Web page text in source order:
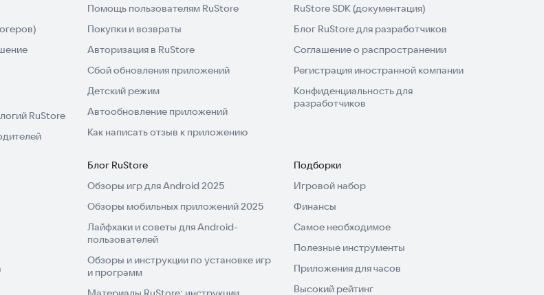
RuStore
Помощь пользователям RuStore
Покупки и возвраты
Авторизация в RuStore
Сбой обновления приложений
Детский режим
Автообновление приложений
Как написать отзыв к приложению
RuStore SDK (документация)
Блог RuStore для разработчиков
Соглашение о распространении
Регистрация иностранной компании
Конфиденциальность для
разработчиков
Блог RuStore
Обзоры игр для Android 2025
Обзоры мобильных приложений 2025
Лайфхаки и советы для Android-
пользователей
Обзоры и инструкции по установке игр
и программ
Подборки
Игровой набор
Финансы
Самое необходимое
Полезные инструменты
Приложения для часов
Высокий рейтинг